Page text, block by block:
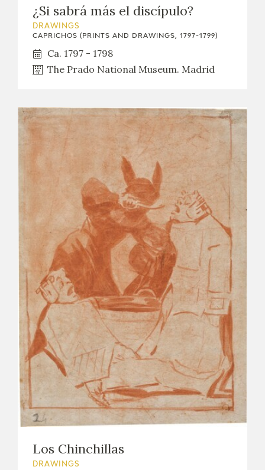
¿Si sabrá más el discípulo?
DRAWINGS
CAPRICHOS (PRINTS AND DRAWINGS, 1797-1799)
Ca. 1797 - 1798
The Prado National Museum. Madrid
Los Chinchillas
DRAWINGS